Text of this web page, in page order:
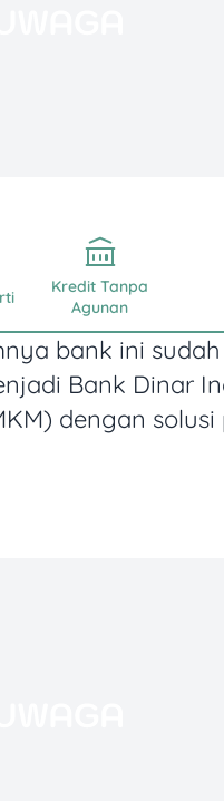
Kredit Tanpa
Agunan
bank ini
Bank Dinar
dengan